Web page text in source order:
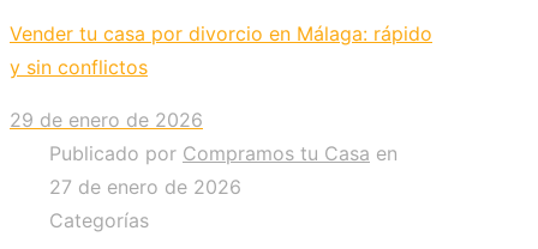
Vender tu casa por divorcio en Málaga: rápido
y sin conflictos
29 de enero de 2026
Publicado por Compramos tu Casa en
27 de enero de 2026
Categorías